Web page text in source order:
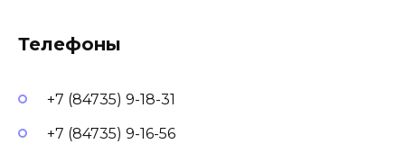
Телефоны
+7 (84735) 9-18-31
+7 (84735) 9-16-56